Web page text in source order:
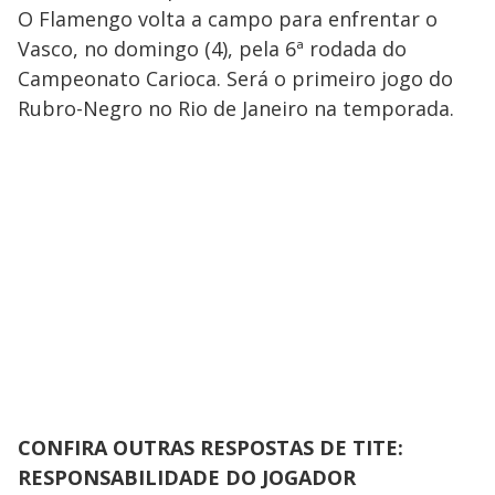
O Flamengo volta a campo para enfrentar o
Vasco, no domingo (4), pela 6ª rodada do
Campeonato Carioca. Será o primeiro jogo do
Rubro-Negro no Rio de Janeiro na temporada.
CONFIRA OUTRAS RESPOSTAS DE TITE:
RESPONSABILIDADE DO JOGADOR